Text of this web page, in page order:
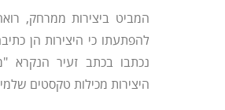
המביט ביצירות ממרחק,
להפתעתו כי היצירות הן
נכתבו בכתב זעיר הנקרא
היצירות מכילות טקסטים